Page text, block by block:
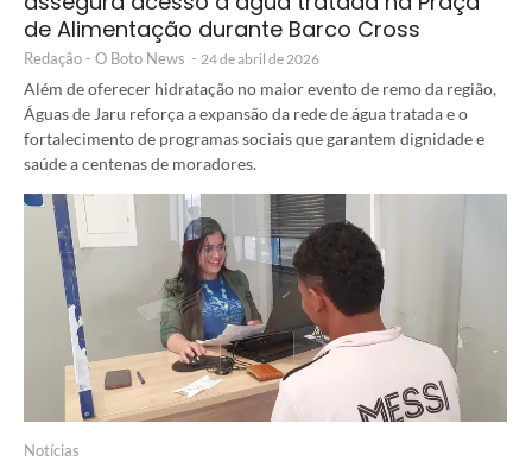
de Alimentação durante Barco Cross
Redação - O Boto News - 24 de abril de 2026
Além de oferecer hidratação no maior evento de remo da região,
Águas de Jaru reforça a expansão da rede de água tratada e o
fortalecimento de programas sociais que garantem dignidade e
saúde a centenas de moradores.
Notícias